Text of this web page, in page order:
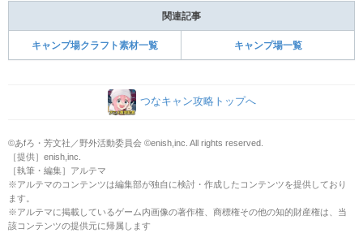
関連記事
キャンプ場クラフト素材一覧 キャンプ場一覧
つなキャン攻略トップへ
©あfろ・芳文社／野外活動委員会 ©enish,inc. All rights reserved.
［提供］enish,inc.
［執筆・編集］アルテマ
※アルテマのコンテンツは編集部が独自に検討・作成したコンテンツを提供しており
ます。
※アルテマに掲載しているゲーム内画像の著作権、商標権その他の知的財産権は、当
該コンテンツの提供元に帰属します